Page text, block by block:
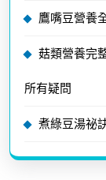
鷹嘴豆營養
菇類營養完
所有疑問
煮綠豆湯祕